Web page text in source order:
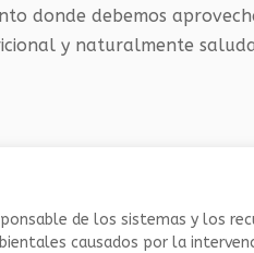
donde debemos
y naturalmente
de los sistemas y los
causados por la